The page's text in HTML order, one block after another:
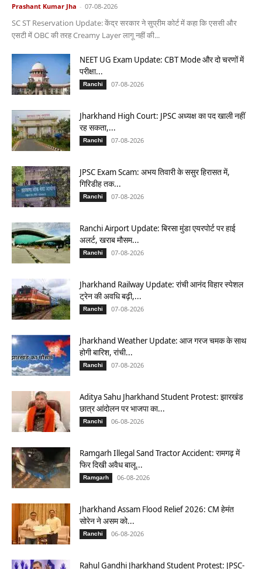
Prashant Kumar Jha - 07-08-2026
SC ST Reservation Update: केंद्र सरकार ने सुप्रीम कोर्ट में कहा कि एससी और
एसटी में OBC की तरह Creamy Layer लागू नहीं की...
NEET UG Exam Update: CBT Mode और दो चरणों में
परीक्षा...
Ranchi 07-08-2026
Jharkhand High Court: JPSC अध्यक्ष का पद खाली नहीं
रह सकता,...
Ranchi 07-08-2026
JPSC Exam Scam: अभय तिवारी के ससुर हिरासत में,
गिरिडीह तक...
Ranchi 07-08-2026
Ranchi Airport Update: बिरसा मुंडा एयरपोर्ट पर हाई
अलर्ट, खराब मौसम...
Ranchi 07-08-2026
Jharkhand Railway Update: रांची आनंद विहार स्पेशल
ट्रेन की अवधि बढ़ी,...
Ranchi 07-08-2026
Jharkhand Weather Update: आज गरज चमक के साथ
होगी बारिश, रांची...
Ranchi 07-08-2026
Aditya Sahu Jharkhand Student Protest: झारखंड
छात्र आंदोलन पर भाजपा का...
Ranchi 06-08-2026
Ramgarh Illegal Sand Tractor Accident: रामगढ़ में
फिर दिखी अवैध बालू...
Ramgarh 06-08-2026
Jharkhand Assam Flood Relief 2026: CM हेमंत
सोरेन ने असम को...
Ranchi 06-08-2026
Rahul Gandhi Jharkhand Student Protest: JPSC-